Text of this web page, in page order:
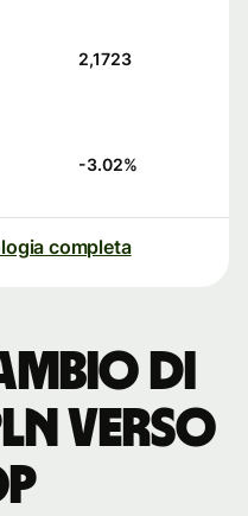
2,1723
-3.02%
completa
di
verso